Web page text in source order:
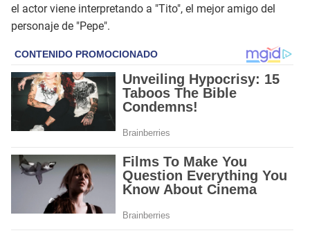
el actor viene interpretando a "Tito", el mejor amigo del
personaje de "Pepe".